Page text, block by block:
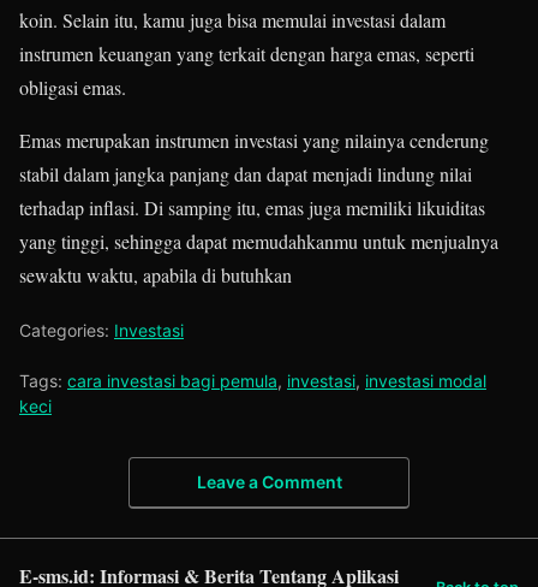
koin. Selain itu, kamu juga bisa memulai investasi dalam
instrumen keuangan yang terkait dengan harga emas, seperti
obligasi emas.
Emas merupakan instrumen investasi yang nilainya cenderung
stabil dalam jangka panjang dan dapat menjadi lindung nilai
terhadap inflasi. Di samping itu, emas juga memiliki likuiditas
yang tinggi, sehingga dapat memudahkanmu untuk menjualnya
sewaktu waktu, apabila di butuhkan
Categories: Investasi
Tags: cara investasi bagi pemula, investasi, investasi modal
keci
Leave a Comment
E-sms.id: Informasi & Berita Tentang Aplikasi